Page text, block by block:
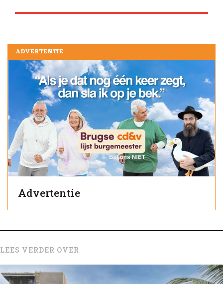
ADVERTENTIE
Advertentie
LEES VERDER OVER